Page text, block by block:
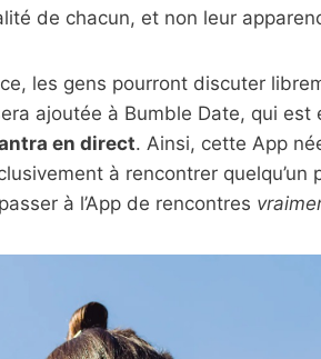
de chacun, et non leur
les gens pourront discuter
ajoutée à Bumble Date, qui est
en direct. Ainsi, cette App
à rencontrer quelqu’un
à l’App de rencontres